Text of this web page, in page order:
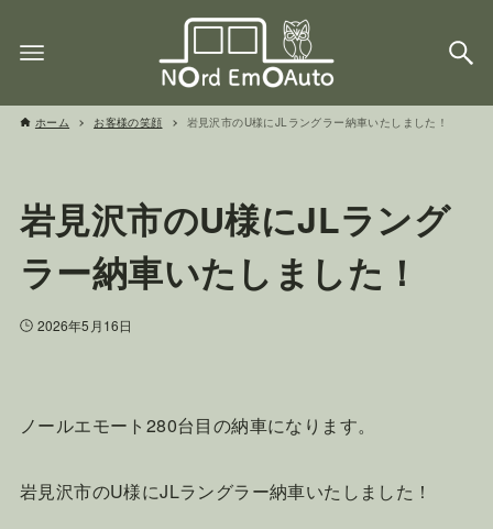
ホーム お客様の笑顔 岩見沢市のU様にJLラングラー納車いたしました！
岩見沢市のU様にJLラング
ラー納車いたしました！
2026年5月16日
ノールエモート280台目の納車になります。
岩見沢市のU様にJLラングラー納車いたしました！